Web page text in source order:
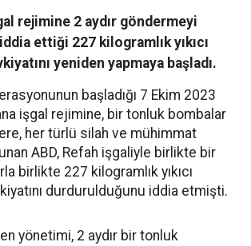
rejimine 2 aydır göndermeyi
ettiği 227 kilogramlık yıkıcı
yeniden yapmaya başladı.
başladığı 7 Ekim 2023
işgal rejimine, bir tonluk bombalar
her türlü silah ve mühimmat
ABD, Refah işgaliyle birlikte bir
birlikte 227 kilogramlık yıkıcı
durdurulduğunu iddia etmişti.
yönetimi, 2 aydır bir tonluk